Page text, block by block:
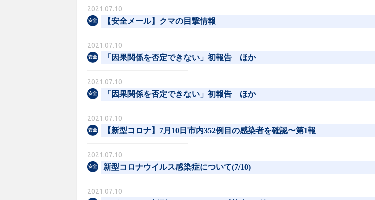
2021.07.10
【安全メール】クマの目撃情報
2021.07.10
「因果関係を否定できない」初報告 ほか
2021.07.10
「因果関係を否定できない」初報告 ほか
2021.07.10
【新型コロナ】7月10日市内352例目の感染者を確認〜第1報
2021.07.10
新型コロナウイルス感染症について(7/10)
2021.07.10